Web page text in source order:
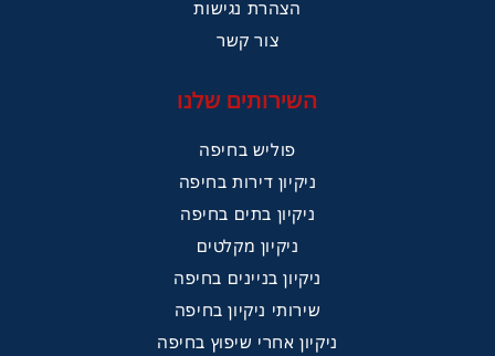
הצהרת נגישות
צור קשר
השירותים שלנו
פוליש בחיפה
ניקיון דירות בחיפה
ניקיון בתים בחיפה
ניקיון מקלטים
ניקיון בניינים בחיפה
שירותי ניקיון בחיפה
ניקיון אחרי שיפוץ בחיפה